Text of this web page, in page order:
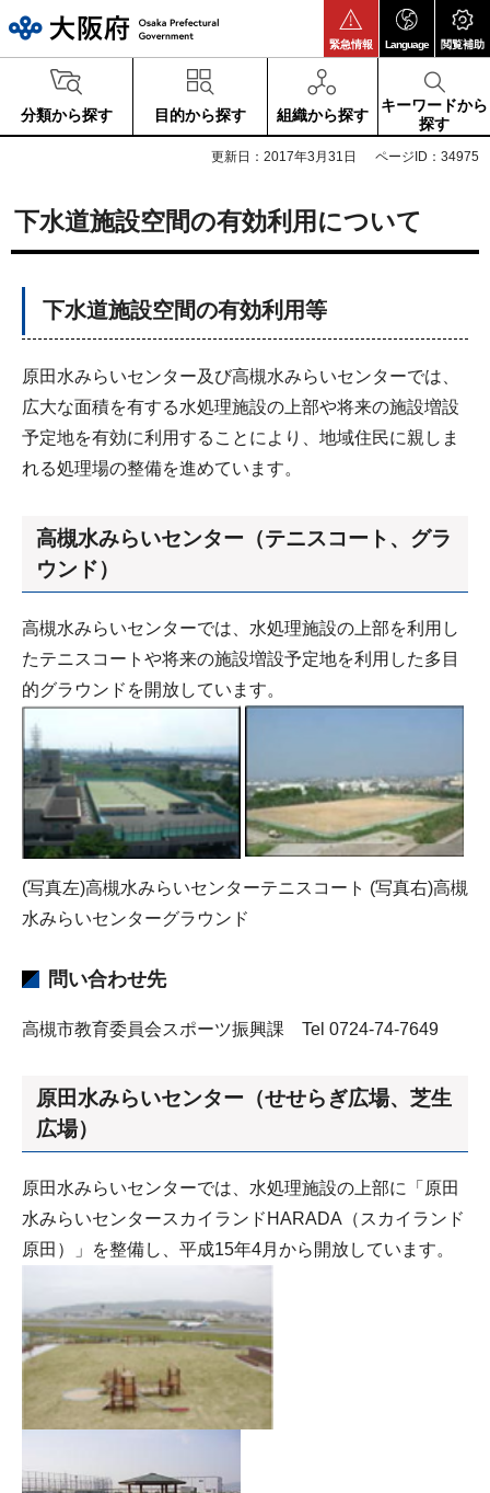
緊急情報 Language 閲覧補助
分類から探す 目的から探す 組織から探す
キーワードから
探す
更新日：2017年3月31日 ページID：34975
下水道施設空間の有効利用について
下水道施設空間の有効利用等
原田水みらいセンター及び高槻水みらいセンターでは、
広大な面積を有する水処理施設の上部や将来の施設増設
予定地を有効に利用することにより、地域住民に親しま
れる処理場の整備を進めています。
高槻水みらいセンター（テニスコート、グラ
ウンド）
高槻水みらいセンターでは、水処理施設の上部を利用し
たテニスコートや将来の施設増設予定地を利用した多目
的グラウンドを開放しています。
(写真左)高槻水みらいセンターテニスコート (写真右)高槻
水みらいセンターグラウンド
問い合わせ先
高槻市教育委員会スポーツ振興課 Tel 0724-74-7649
原田水みらいセンター（せせらぎ広場、芝生
広場）
原田水みらいセンターでは、水処理施設の上部に「原田
水みらいセンタースカイランドHARADA（スカイランド
原田）」を整備し、平成15年4月から開放しています。